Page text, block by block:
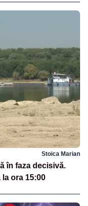
Stoica Marian
în faza decisivă.
ora 15:00